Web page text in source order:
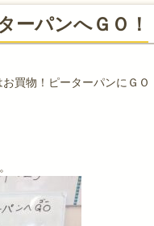
ーパンへＧＯ！
買物！ピーターパンにＧ